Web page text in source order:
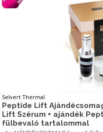
Selvert Thermal
Peptide Lift
Lift Szérum + ajándék
fülbevaló tartalommal